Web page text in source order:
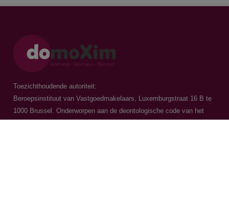
Toezichthoudende autoriteit:
Beroepsinstituut van Vastgoedmakelaars, Luxemburgstraat 16 B te
1000 Brussel. Onderworpen aan de deontologische code van het